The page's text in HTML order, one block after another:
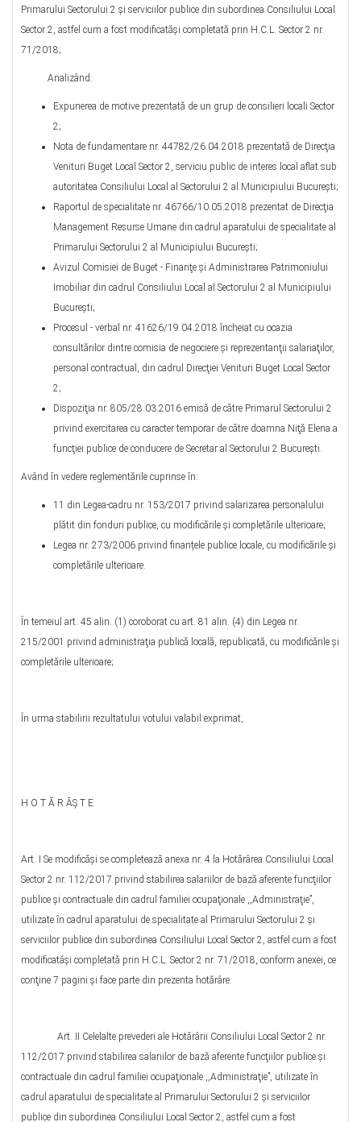
Primarului Sectorului 2 şi serviciilor publice din subordinea Consiliului Local
Sector 2, astfel cum a fost modificatăşi completată prin H.C.L. Sector 2 nr.
71/2018;
Analizând:
Expunerea de motive prezentată de un grup de consilieri locali Sector
2;
Nota de fundamentare nr. 44782/26.04.2018 prezentată de Direcţia
Venituri Buget Local Sector 2, serviciu public de interes local aflat sub
autoritatea Consiliului Local al Sectorului 2 al Municipiului București;
Raportul de specialitate nr. 46766/10.05.2018 prezentat de Direcţia
Management Resurse Umane din cadrul aparatului de specialitate al
Primarului Sectorului 2 al Municipiului Bucureşti;
Avizul Comisiei de Buget - Finanţe şi Administrarea Patrimoniului
Imobiliar din cadrul Consiliului Local al Sectorului 2 al Municipiului
Bucureşti;
Procesul - verbal nr. 41626/19.04.2018 încheiat cu ocazia
consultărilor dintre comisia de negociere şi reprezentanţii salariaţilor,
personal contractual, din cadrul Direcţiei Venituri Buget Local Sector
2;
Dispoziţia nr. 805/28.03.2016 emisă de către Primarul Sectorului 2
privind exercitarea cu caracter temporar de către doamna Niţă Elena a
funcţiei publice de conducere de Secretar al Sectorului 2 Bucureşti.
Având în vedere reglementările cuprinse în:
11 din Legea-cadru nr. 153/2017 privind salarizarea personalului
plătit din fonduri publice, cu modificările şi completările ulterioare;
Legea nr. 273/2006 privind finanțele publice locale, cu modificările și
completările ulterioare.
În temeiul art. 45 alin. (1) coroborat cu art. 81 alin. (4) din Legea nr.
215/2001 privind administraţia publică locală, republicată, cu modificările şi
completările ulterioare;
În urma stabilirii rezultatului votului valabil exprimat,
H O T Ă R ĂŞ T E
Art. I Se modificăşi se completează anexa nr. 4 la Hotărârea Consiliului Local
Sector 2 nr. 112/2017 privind stabilirea salariilor de bază aferente funcţiilor
publice şi contractuale din cadrul familiei ocupaţionale ,,Administraţie”,
utilizate în cadrul aparatului de specialitate al Primarului Sectorului 2 şi
serviciilor publice din subordinea Consiliului Local Sector 2, astfel cum a fost
modificatăşi completată prin H.C.L. Sector 2 nr. 71/2018, conform anexei, ce
conţine 7 pagini şi face parte din prezenta hotărâre.
Art. II Celelalte prevederi ale Hotărârii Consiliului Local Sector 2 nr.
112/2017 privind stabilirea salariilor de bază aferente funcţiilor publice şi
contractuale din cadrul familiei ocupaţionale ,,Administraţie”, utilizate în
cadrul aparatului de specialitate al Primarului Sectorului 2 şi serviciilor
publice din subordinea Consiliului Local Sector 2, astfel cum a fost